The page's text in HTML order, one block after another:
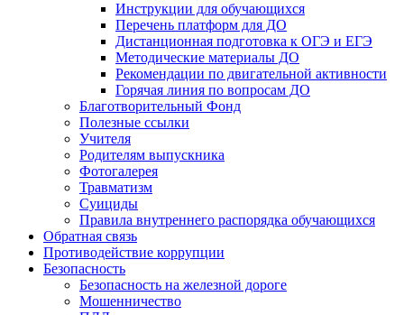
Инструкции для обучающихся
Перечень платформ для ДО
Дистанционная подготовка к ОГЭ и ЕГЭ
Методические материалы ДО
Рекомендации по двигательной активности
Горячая линия по вопросам ДО
Благотворительный Фонд
Полезные ссылки
Учителя
Родителям выпускника
Фотогалерея
Травматизм
Суициды
Правила внутреннего распорядка обучающихся
Обратная связь
Противодействие коррупции
Безопасность
Безопасность на железной дороге
Мошенничество